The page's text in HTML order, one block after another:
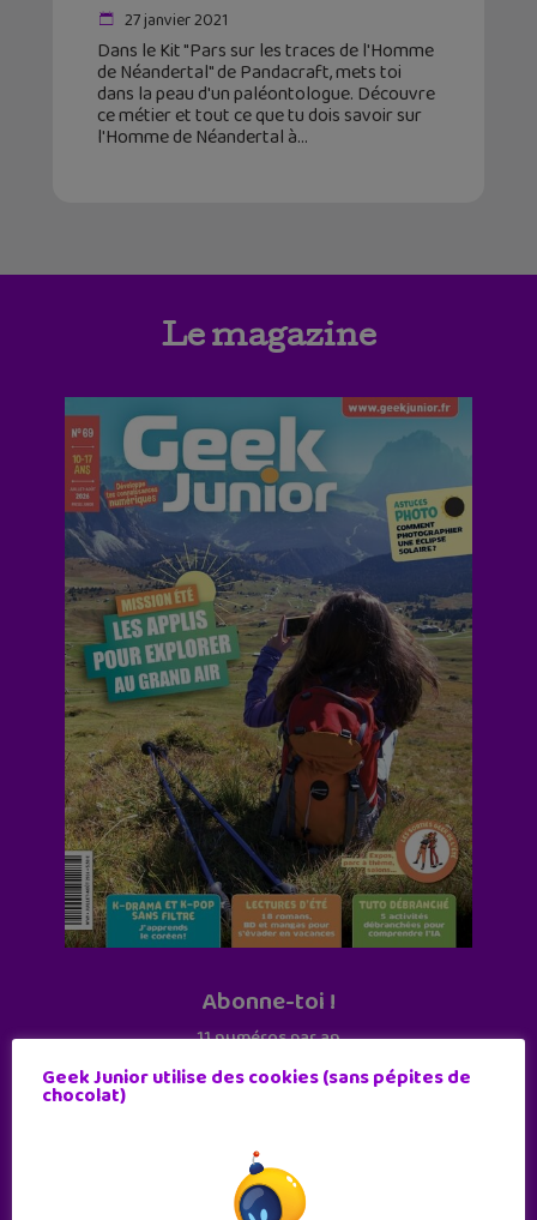
27 janvier 2021
Dans le Kit "Pars sur les traces de l'Homme
de Néandertal" de Pandacraft, mets toi
dans la peau d'un paléontologue. Découvre
ce métier et tout ce que tu dois savoir sur
l'Homme de Néandertal à
Le magazine
Abonne-toi !
11 numéros par an
Geek Junior utilise des cookies (sans pépites de
chocolat)